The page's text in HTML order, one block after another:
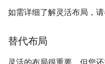
如需详细了解灵活布局，
替代布局